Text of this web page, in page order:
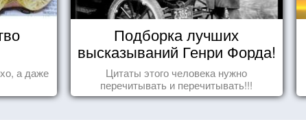
а даже
Подборка лучших
высказываний Генри Форда!
Цитаты этого человека нужно
перечитывать и перечитывать!!!